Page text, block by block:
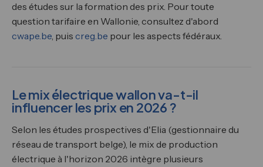
des études sur la formation des prix. Pour toute
question tarifaire en Wallonie, consultez d'abord
cwape.be, puis creg.be pour les aspects fédéraux.
Le mix électrique wallon va-t-il
influencer les prix en 2026 ?
Selon les études prospectives d'Elia (gestionnaire du
réseau de transport belge), le mix de production
électrique à l'horizon 2026 intègre plusieurs